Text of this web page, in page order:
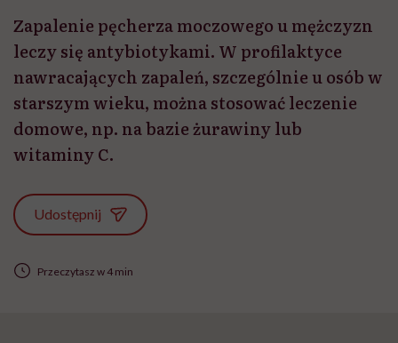
Zapalenie pęcherza moczowego u mężczyzn
leczy się antybiotykami. W profilaktyce
nawracających zapaleń, szczególnie u osób w
starszym wieku, można stosować leczenie
domowe, np. na bazie żurawiny lub
witaminy C.
Udostępnij
Przeczytasz w 4 min